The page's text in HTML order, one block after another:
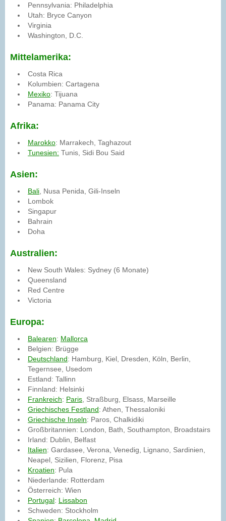
Pennsylvania: Philadelphia
Utah: Bryce Canyon
Virginia
Washington, D.C.
Mittelamerika:
Costa Rica
Kolumbien: Cartagena
Mexiko: Tijuana
Panama: Panama City
Afrika:
Marokko: Marrakech, Taghazout
Tunesien: Tunis, Sidi Bou Said
Asien:
Bali , Nusa Penida, Gili-Inseln
Lombok
Singapur
Bahrain
Doha
Australien:
New South Wales: Sydney (6 Monate)
Queensland
Red Centre
Victoria
Europa:
Balearen: Mallorca
Belgien: Brügge
Deutschland: Hamburg, Kiel, Dresden, Köln, Berlin,
Tegernsee, Usedom
Estland: Tallinn
Finnland: Helsinki
Frankreich: Paris , Straßburg, Elsass, Marseille
Griechisches Festland: Athen, Thessaloniki
Griechische Inseln: Paros, Chalkidiki
Großbritannien: London, Bath, Southampton, Broadstairs
Irland: Dublin, Belfast
Italien: Gardasee, Verona, Venedig, Lignano, Sardinien,
Neapel, Sizilien, Florenz, Pisa
Kroatien: Pula
Niederlande: Rotterdam
Österreich: Wien
Portugal: Lissabon
Schweden: Stockholm